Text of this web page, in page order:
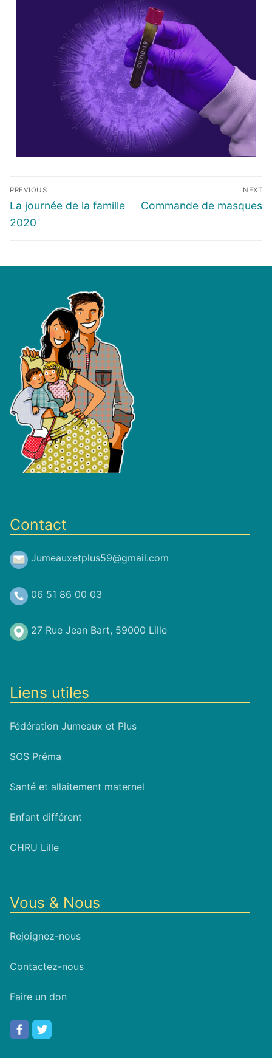
PREVIOUS
La journée de la famille
2020
NEXT
Commande de masques
Contact
Jumeauxetplus59@gmail.com
06 51 86 00 03
27 Rue Jean Bart, 59000 Lille
Liens utiles
Fédération Jumeaux et Plus
SOS Préma
Santé et allaitement maternel
Enfant différent
CHRU Lille
Vous & Nous
Rejoignez-nous
Contactez-nous
Faire un don